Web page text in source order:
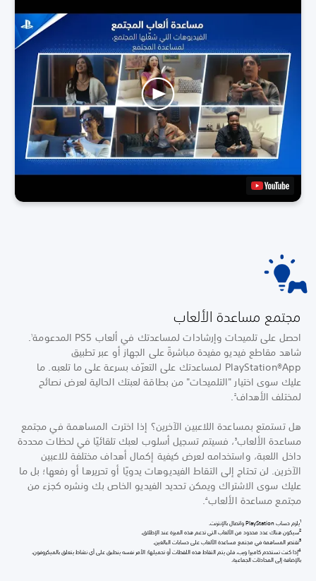
مجتمع مساعدة الألعاب
احصل على تلميحات وإرشادات لمساعدتك في ألعاب PS5 المدعومة 1
.
شاهد مقاطع فيديو مفيدة مباشرةً على الجهاز أو عبر تطبيق
PlayStation®App لمساعدتك على التعرّف بسرعة على ما تلعبه. ما
عليك سوى اختيار "التلميحات" من بطاقة لعبتك الحالية لعرض نصائح
لمختلف الأهداف2
.
هل تستمتع بمساعدة اللاعبين الآخرين؟ إذا اخترت المساهمة في مجتمع
مساعدة الألعاب3 ، فسيتم تسجيل أسلوب لعبك تلقائيًا في لحظات محددة
داخل اللعبة، واستخدامه لعرض كيفية إكمال أهداف مختلفة للاعبين
الآخرين. لن تحتاج إلى التقاط الفيديوهات يدويًا أو تحريرها أو رفعها؛ بل ما
عليك سوى الاشتراك ويمكن تحديد الفيديو الخاص بك ونشره كجزء من
مجتمع مساعدة الألعاب 4
.
1يلزم حساب PlayStation واتصال بالإنترنت.
2سيكون هناك عدد محدود من الألعاب التي تدعم هذه الميزة عند الإطلاق.
3تقتصر المساهمة في مجتمع مساعدة الألعاب على حسابات البالغين.
4إذا كنت تستخدم كاميرا ويب، فلن يتم التقاط هذه اللقطات أو تحميلها؛ الأمر نفسه ينطبق على أي نشاط يتعلق بالميكروفون،
بالإضافة إلى المحادثات الجماعية.